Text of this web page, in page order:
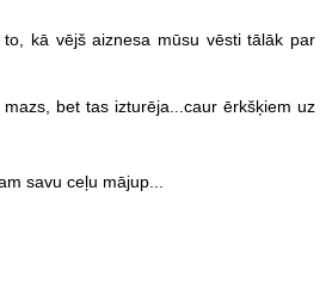
kā vējš aiznesa mūsu vēsti tālāk par
bet tas izturēja...caur ērkšķiem uz
savu ceļu mājup...